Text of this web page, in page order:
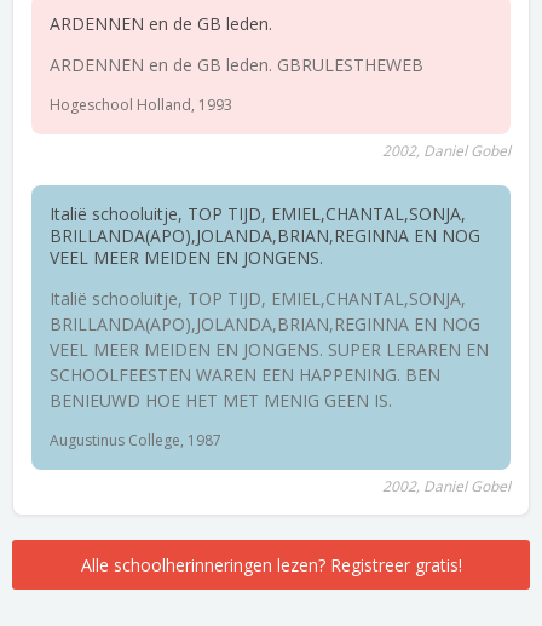
ARDENNEN en de GB leden.
ARDENNEN en de GB leden. GBRULESTHEWEB
Hogeschool Holland, 1993
2002, Daniel Gobel
Italië schooluitje, TOP TIJD, EMIEL,CHANTAL,SONJA,
BRILLANDA(APO),JOLANDA,BRIAN,REGINNA EN NOG
VEEL MEER MEIDEN EN JONGENS.
Italië schooluitje, TOP TIJD, EMIEL,CHANTAL,SONJA,
BRILLANDA(APO),JOLANDA,BRIAN,REGINNA EN NOG
VEEL MEER MEIDEN EN JONGENS. SUPER LERAREN EN
SCHOOLFEESTEN WAREN EEN HAPPENING. BEN
BENIEUWD HOE HET MET MENIG GEEN IS.
Augustinus College, 1987
2002, Daniel Gobel
Alle schoolherinneringen lezen? Registreer gratis!